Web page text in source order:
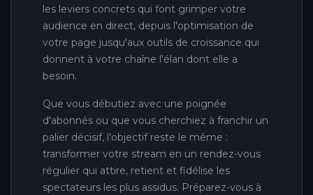
les leviers concrets qui font grimper votre
audience en direct, depuis l'optimisation de
votre page jusqu'aux outils de croissance qui
donnent à votre chaîne l'élan dont elle a
besoin.
Que vous débutiez avec une poignée
d'abonnés ou que vous cherchiez à franchir un
palier décisif, l'objectif reste le même :
transformer votre stream en un rendez-vous
régulier qui attire, retient et fidélise les
spectateurs les plus assidus. Préparez-vous à